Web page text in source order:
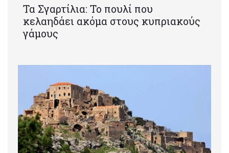
Τα Σγαρτίλια: Το πουλί που
κελαηδάει ακόμα στους κυπριακούς
γάμους